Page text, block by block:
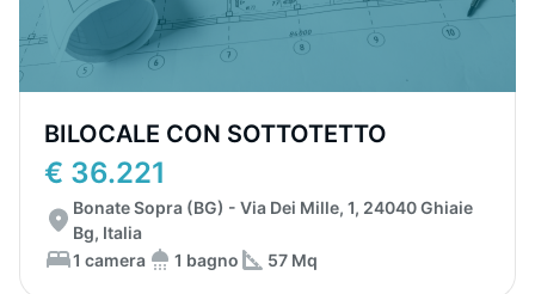
BILOCALE CON SOTTOTETTO
€ 36.221
Bonate Sopra (BG) - Via Dei Mille, 1, 24040 Ghiaie
Bg, Italia
1 camera
1 bagno 57 Mq